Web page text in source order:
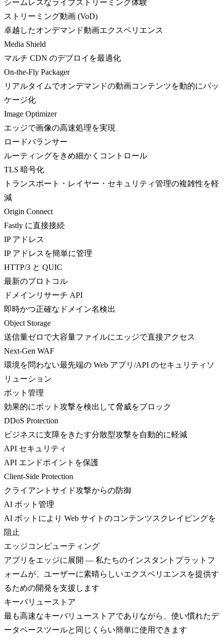
シームレスなライブストリーミング体験
ストリーミング動画 (VoD)
卓越したオンデマンド動画エクスペリエンス
Media Shield
マルチ CDN のデプロイを最適化
On-the-Fly Packager
リアルタイムでオンデマンドの動画コンテンツを動的にパッ
ケージ化
Image Optimizer
エッジで画像の高速処理を実現
ロードバランサー
ルーティングをきめ細かくコントロール
TLS 暗号化
トランスポート・レイヤー・セキュリティ管理の複雑性を軽
減
Origin Connect
Fastly に直接接続
IP アドレス
IP アドレスを簡単に管理
HTTP/3 と QUIC
最新のプロトコル
ドメインリサーチ API
即時かつ正確なドメイン名検出
Object Storage
送信量ゼロで大容量ファイルにエッジで直接アクセス
Next-Gen WAF
環境を問わない最先端の Web アプリ/API のセキュリティソ
リューション
ボット管理
効果的にボット攻撃を検出して脅威をブロック
DDoS Protection
ビジネスに支障をきたす分散型攻撃を自動的に軽減
API セキュリティ
API エンドポイントを保護
Client-Side Protection
クライアントサイド攻撃からの防御
AI ボット管理
AI ボットにより Web サイトのコンテンツスクレイピングを
阻止
エッジコンピューティング
アプリをエッジに展開 — 私たちのインスタントプラットフ
ォームが、ユーザーに素晴らしいエクスペリエンスを提供す
るための開発を支援します
キーバリューストア
最も高速なキーバリューストアでありながら、使い慣れたデ
ータベースツールと同じくらい簡単に使用できます